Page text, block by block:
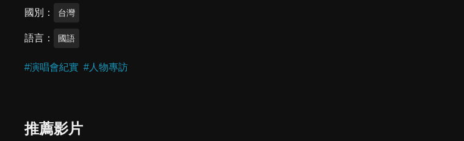
國別 台灣
語言 國語
#演唱會紀實 #人物專訪
推薦影片